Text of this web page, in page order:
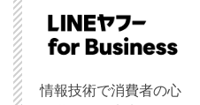
情報技術で消費者の心